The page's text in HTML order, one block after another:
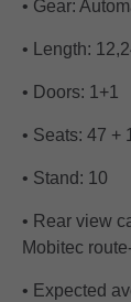
• Gear:
• Length:
• Doors: 1+1
• Seats: 47 +
• Stand: 10
• Rear view
Mobitec
• Expected